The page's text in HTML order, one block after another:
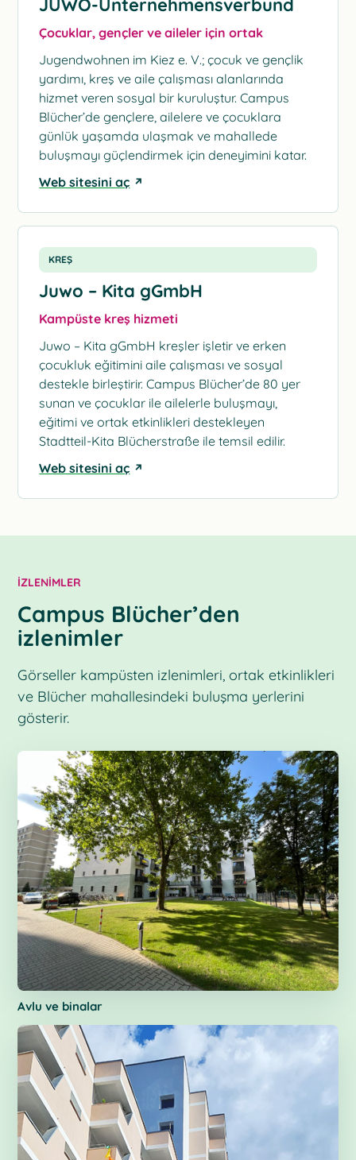
JUWO-Unternehmensverbund
Çocuklar, gençler ve aileler için ortak
Jugendwohnen im Kiez e. V.; çocuk ve gençlik
yardımı, kreş ve aile çalışması alanlarında
hizmet veren sosyal bir kuruluştur. Campus
Blücher’de gençlere, ailelere ve çocuklara
günlük yaşamda ulaşmak ve mahallede
buluşmayı güçlendirmek için deneyimini katar.
Web sitesini aç
KREŞ
Juwo – Kita gGmbH
Kampüste kreş hizmeti
Juwo – Kita gGmbH kreşler işletir ve erken
çocukluk eğitimini aile çalışması ve sosyal
destekle birleştirir. Campus Blücher’de 80 yer
sunan ve çocuklar ile ailelerle buluşmayı,
eğitimi ve ortak etkinlikleri destekleyen
Stadtteil-Kita Blücherstraße ile temsil edilir.
Web sitesini aç
İZLENIMLER
Campus Blücher’den
izlenimler
Görseller kampüsten izlenimleri, ortak etkinlikleri
ve Blücher mahallesindeki buluşma yerlerini
gösterir.
Avlu ve binalar